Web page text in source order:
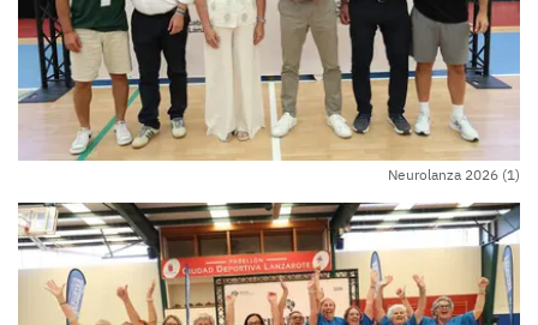
Neurolanza 2026 (1)